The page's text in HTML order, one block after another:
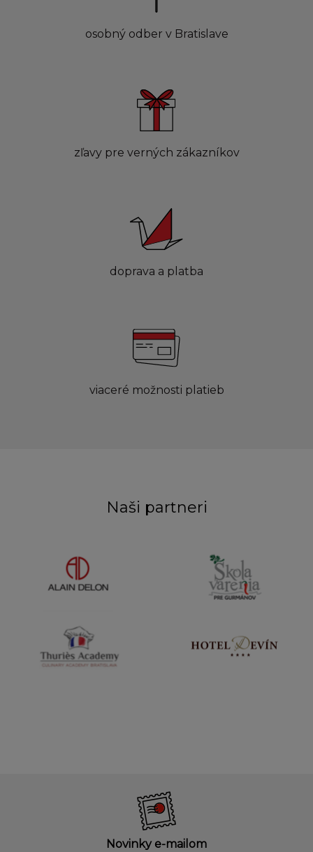
osobný odber v Bratislave
zľavy pre verných zákazníkov
doprava a platba
viaceré možnosti platieb
Naši partneri
Novinky e-mailom